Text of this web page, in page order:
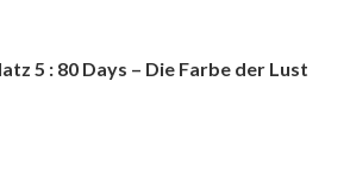
5 : 80 Days – Die Farbe der Lust